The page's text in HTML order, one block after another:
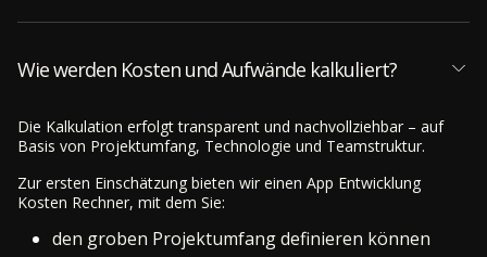
Wie werden Kosten und Aufwände kalkuliert?
Die Kalkulation erfolgt transparent und nachvollziehbar – auf
Basis von Projektumfang, Technologie und Teamstruktur.
Zur ersten Einschätzung bieten wir einen App Entwicklung
Kosten Rechner, mit dem Sie:
den groben Projektumfang definieren können